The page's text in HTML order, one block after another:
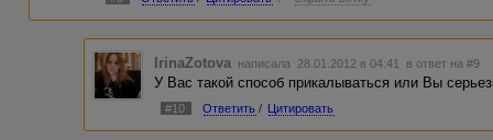
IrinaZotova написала 28.01.2012 в 04:41 в ответ на #9
У Вас такой способ прикалываться или Вы
#10 Ответить / Цитировать